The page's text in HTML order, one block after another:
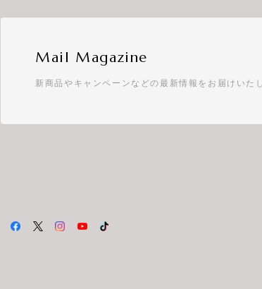
Mail Magazine
新商品やキャンペーンなどの最新情報をお届けいた